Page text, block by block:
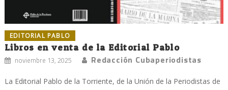
EDITORIAL PABLO
Libros en venta de la Editorial Pablo
noviembre 13, 2025 Redacción Cubaperiodistas
La Editorial Pablo de la Torriente, de la Unión de la Periodistas de